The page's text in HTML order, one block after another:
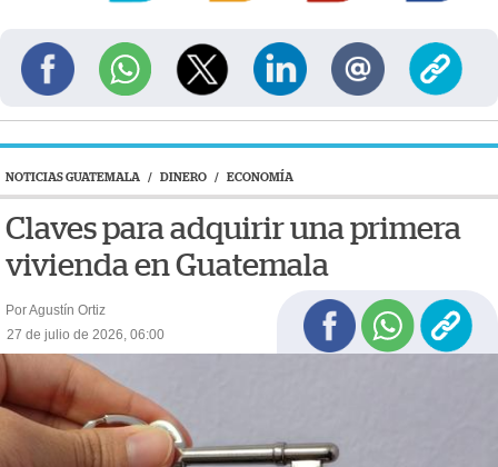
NOTICIAS GUATEMALA / DINERO / ECONOMÍA
Claves para adquirir una primera
vivienda en Guatemala
Por Agustín Ortiz
27 de julio de 2026, 06:00